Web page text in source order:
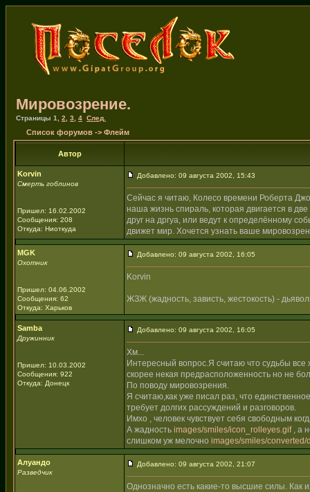
Мировозрение.
Страницы 1 2 3 4 След.
Список форумов -> Флейм
Автор
Korvin
Смерть гоблинов
Пришел: 16.02.2002
Сообщения: 208
Откуда: Ниоткуда
Добавлено: 09 августа 2002, 15:43
Сейчас я читаю, Колесо времени Роберта
наша жизнь спираль, которая двигается в
друг на дргуа, или ведут к определённому
движет мир. Хочется узнать ваше
MGK
Охотник
Пришел: 04.06.2002
Сообщения: 62
Откуда: Харьков
Добавлено: 09 августа 2002, 16:05
Korvin
ЖЗЖ (жадность, зависть, жестокость) -
Samba
Дружинник
Пришел: 10.03.2002
Сообщения: 922
Откуда: Донецк
Добавлено: 09 августа 2002, 16:05
Хм...
Интересный вопрос.Я считаю что судьбы все
скорее некая предрасположенность но не
По поводу мировозрения.
Я считаю,как уже писал раз, что
требует долгих рассуждений и разговоров.
Имхо , человек чувствует себя свободным
А жадность images/smiles/icon_rolleyes.gif, а
слишком уж мелочно images/smiles/converted/
Алуандо
Разведчик
Добавлено: 09 августа 2002, 21:07
Однозначно есть какие-то высшие силы. Как